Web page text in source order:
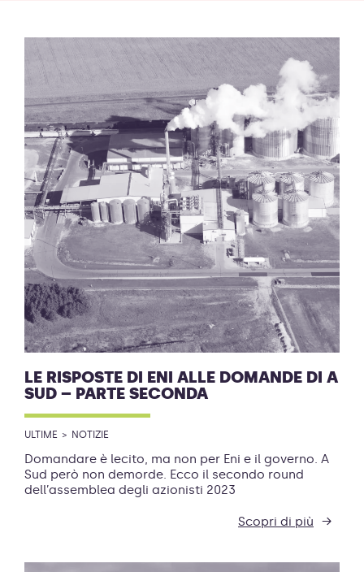
LE RISPOSTE DI ENI ALLE DOMANDE DI A
SUD – PARTE SECONDA
ULTIME NOTIZIE
Domandare è lecito, ma non per Eni e il governo. A
Sud però non demorde. Ecco il secondo round
dell’assemblea degli azionisti 2023
Scopri di più